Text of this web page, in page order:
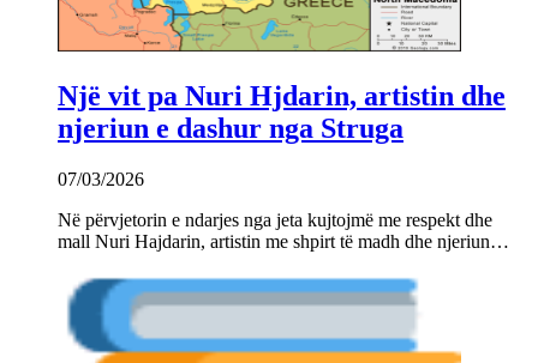
Një vit pa Nuri Hjdarin, artistin dhe
njeriun e dashur nga Struga
07/03/2026
Në përvjetorin e ndarjes nga jeta kujtojmë me respekt dhe
mall Nuri Hajdarin, artistin me shpirt të madh dhe njeriun…